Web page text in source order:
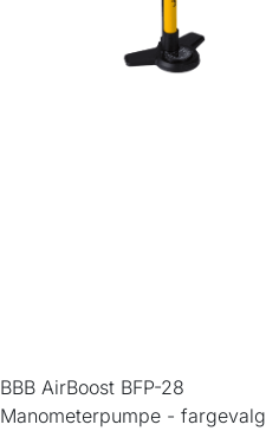
BBB AirBoost BFP-28
Manometerpumpe - fargevalg